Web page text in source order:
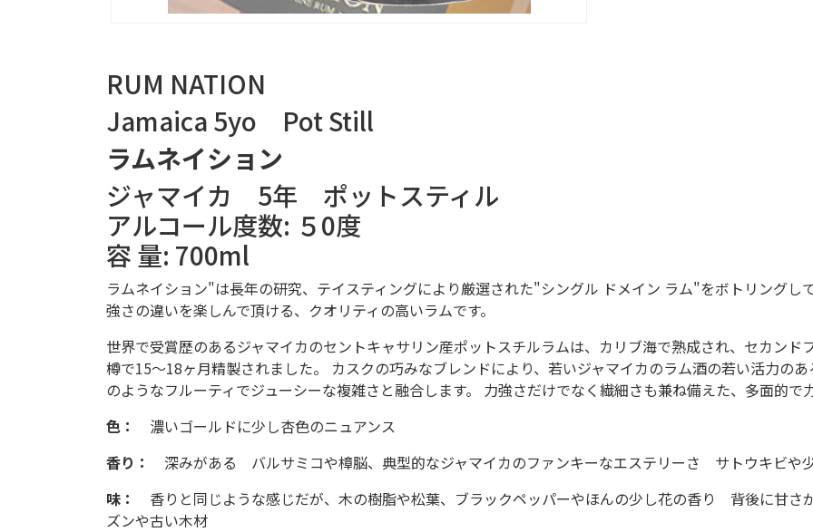
RUM NATION
Jamaica 5yo Pot Still
ラムネイション
ジャマイカ 5年 ポットスティル
アルコール度数: ５0度
容 量: 700ml
ラムネイション"は長年の研究、テイスティングにより厳選された"シングル ドメイン ラム"をボトリングし
強さの違いを楽しんで頂ける、クオリティの高いラムです。
世界で受賞歴のあるジャマイカのセントキャサリン産ポットスチルラムは、カリブ海で熟成され、セカン
樽で15〜18ヶ月精製されました。 カスクの巧みなブレンドにより、若いジャマイカのラム酒の若い活力の
のようなフルーティでジューシーな複雑さと融合します。 力強さだけでなく繊細さも兼ね備えた、多面的で
色： 濃いゴールドに少し杏色のニュアンス
香り： 深みがある バルサミコや樟脳、典型的なジャマイカのファンキーなエステリーさ サトウキビや
味： 香りと同じような感じだが、木の樹脂や松葉、ブラックペッパーやほんの少し花の香り 背後に甘
ズンや古い木材